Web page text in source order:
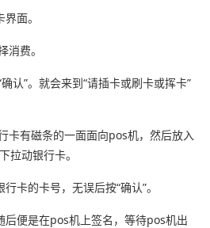
面。
消费。
认”。就会来到“请插卡或刷卡或挥卡”
卡有磁条的一面面向pos机，然后放入
拉动银行卡。
卡的卡号，无误后按“确认”。
后便是在pos机上签名，等待pos机出